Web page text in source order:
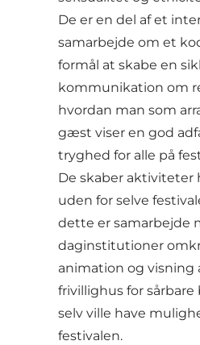
De er en del af et
samarbejde om et
formål at skabe en
kommunikation om
hvordan man som
gæst viser en god
tryghed for alle på
De skaber aktiviteter
uden for selve
dette er samarbejde
daginstitutioner
animation og visning
frivillighus for sårbare
selv ville have
festivalen.